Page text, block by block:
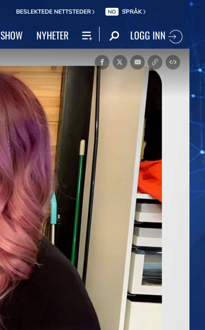
BESLEKTEDE NETTSTEDER NO SPRÅK
SHOW NYHETER LOGG INN